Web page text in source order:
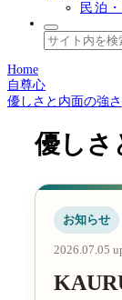
民泊
Home
自尊心
優しさと内面の強さ
優しさ
お知らせ
2026.07.05